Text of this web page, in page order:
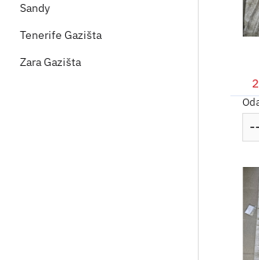
Sandy
Tenerife Gazišta
Zara Gazišta